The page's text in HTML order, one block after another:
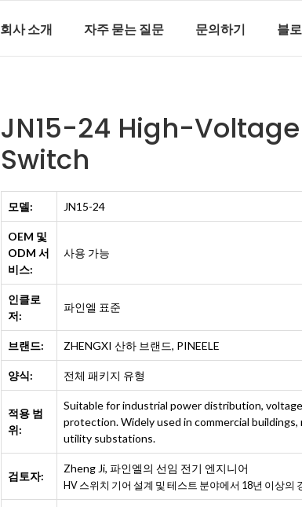
회사 소개 자주 묻는 질문 문의하기 블
JN15-24 High-
Switch
모델: JN15-24
OEM 및
ODM 서
비스:
사용 가능
인클로
저:
파인엘 표준
브랜드: ZHENGXI 산하 브랜드, PINEELE
양식: 전체 패키지 유형
적용 범
위:
Suitable for industrial power distribution,
protection. Widely used in commercial
utility substations.
검토자:
Zheng Ji, 파인엘의 선임 전기 엔지니어
HV 스위치 기어 설계 및 테스트 분야에서 18년 이상의